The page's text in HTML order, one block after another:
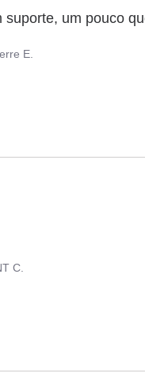
um pouco
E.
C.